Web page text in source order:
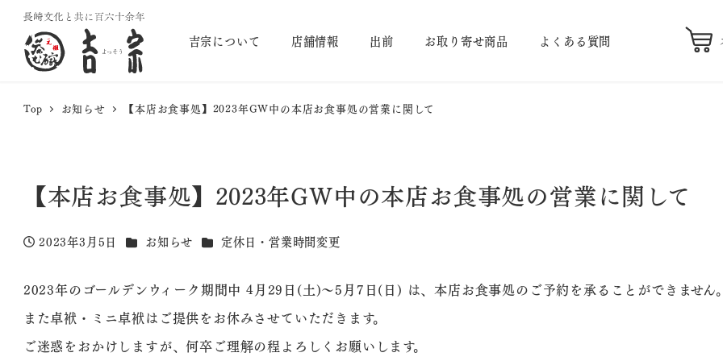
吉宗について 店舗情報 出前 お取り寄せ商品 よくある質問
Top お知らせ 【本店お食事処】2023年GW中の本店お食事処の営業に関して
【本店お食事処】2023年GW中の本店お食事処の営業に関して
投稿日
2023年3月5日 カテゴリー
お知らせ カテゴリー
定休日・営業時間変更
2023年のゴールデンウィーク期間中 4月29日(土)〜5月7日(日) は、本店お食事処のご予約を承ることができません
また卓袱・ミニ卓袱はご提供をお休みさせていただきます。
ご迷惑をおかけしますが、何卒ご理解の程よろしくお願いします。